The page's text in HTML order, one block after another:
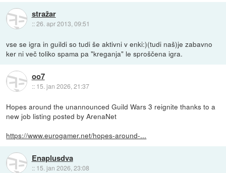
stražar
::26. apr 2013, 09:51
vse se igra in guildi so tudi še aktivni v enki:)(tudi naš)je zabavno
ker ni več toliko spama pa "kreganja" le sproščena igra.
oo7
:: 15. jan 2026, 21:37
Hopes around the unannounced Guild Wars 3 reignite thanks to a
new job listing posted by ArenaNet
https://www.eurogamer.net/hopes-around-...
Enaplusdva
:: 15. jan 2026, 23:08